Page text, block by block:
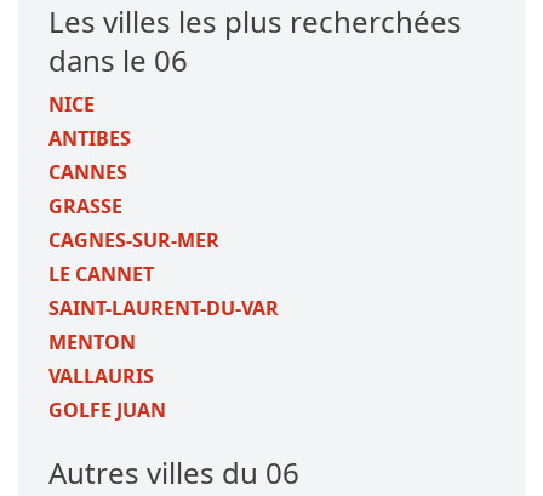
Les villes les plus recherchées
dans le 06
NICE
ANTIBES
CANNES
GRASSE
CAGNES-SUR-MER
LE CANNET
SAINT-LAURENT-DU-VAR
MENTON
VALLAURIS
GOLFE JUAN
Autres villes du 06